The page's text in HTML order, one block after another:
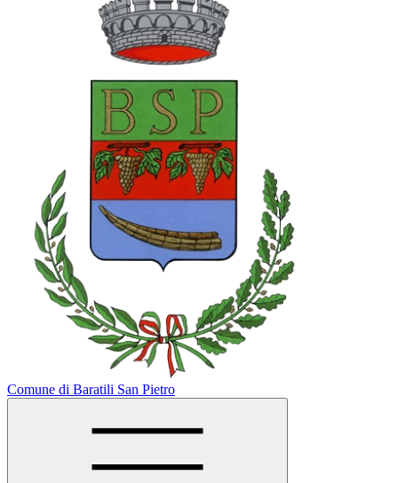
Comune di Baratili San Pietro